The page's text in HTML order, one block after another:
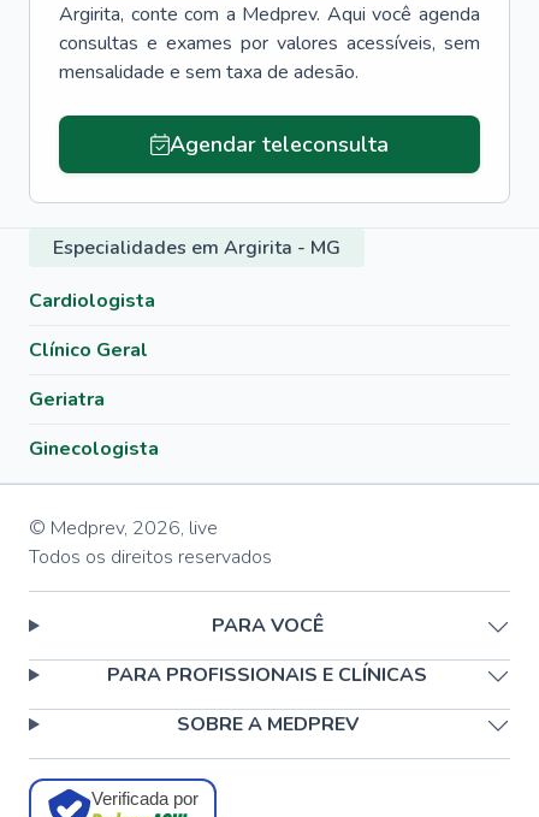
Argirita, conte com a Medprev. Aqui você agenda
consultas e exames por valores acessíveis, sem
mensalidade e sem taxa de adesão.
Agendar teleconsulta
Especialidades em Argirita - MG
Cardiologista
Clínico Geral
Geriatra
Ginecologista
© Medprev, 2026, live
Todos os direitos reservados
PARA VOCÊ
PARA PROFISSIONAIS E CLÍNICAS
SOBRE A MEDPREV
Verificada por